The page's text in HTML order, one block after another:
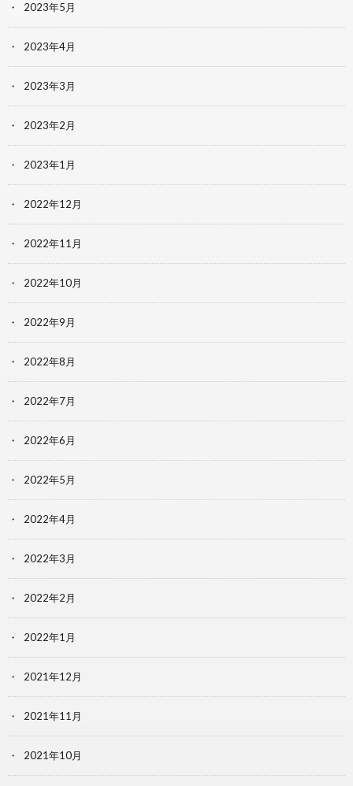
2023年5月
2023年4月
2023年3月
2023年2月
2023年1月
2022年12月
2022年11月
2022年10月
2022年9月
2022年8月
2022年7月
2022年6月
2022年5月
2022年4月
2022年3月
2022年2月
2022年1月
2021年12月
2021年11月
2021年10月